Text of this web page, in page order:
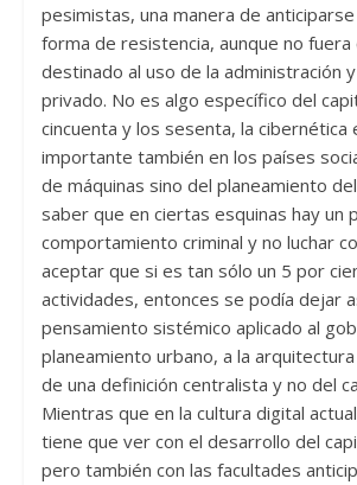
pesimistas, una manera de
forma de resistencia, aunque no fuera
destinado al uso de la administración
privado. No es algo específico del
cincuenta y los sesenta, la cibernética
importante también en los países
de máquinas sino del planeamiento
saber que en ciertas esquinas hay un
comportamiento criminal y no luchar
aceptar que si es tan sólo un 5 por
actividades, entonces se podía dejar
pensamiento sistémico aplicado al
planeamiento urbano, a la
de una definición centralista y no del
Mientras que en la cultura digital
tiene que ver con el desarrollo del
pero también con las facultades